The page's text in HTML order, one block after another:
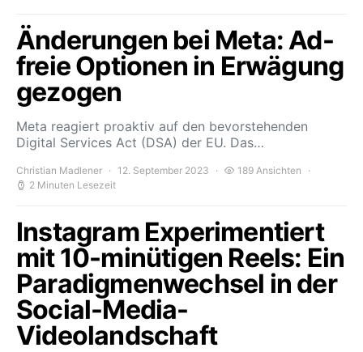
Änderungen bei Meta: Ad-
freie Optionen in Erwägung
gezogen
Meta reagiert proaktiv auf den bevorstehenden
Digital Services Act (DSA) der EU. Das…
Christian Madlener 12. September 2023
189 Ansichten
2 Minuten Lesezeit
Instagram Experimentiert
mit 10-minütigen Reels: Ein
Paradigmenwechsel in der
Social-Media-
Videolandschaft